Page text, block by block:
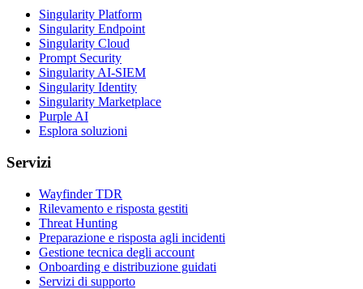
Singularity Platform
Singularity Endpoint
Singularity Cloud
Prompt Security
Singularity AI-SIEM
Singularity Identity
Singularity Marketplace
Purple AI
Esplora soluzioni
Servizi
Wayfinder TDR
Rilevamento e risposta gestiti
Threat Hunting
Preparazione e risposta agli incidenti
Gestione tecnica degli account
Onboarding e distribuzione guidati
Servizi di supporto